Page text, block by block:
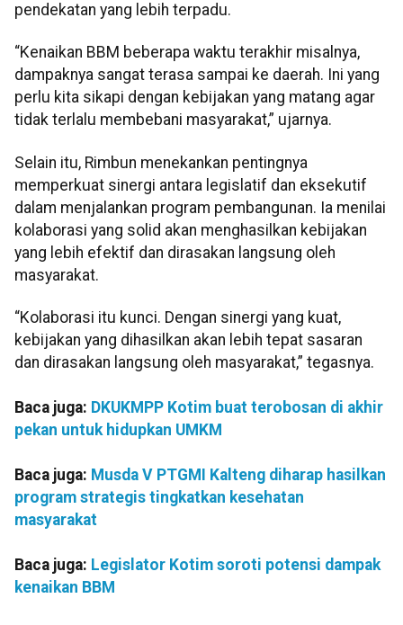
pendekatan yang lebih terpadu.
“Kenaikan BBM beberapa waktu terakhir misalnya,
dampaknya sangat terasa sampai ke daerah. Ini yang
perlu kita sikapi dengan kebijakan yang matang agar
tidak terlalu membebani masyarakat,” ujarnya.
Selain itu, Rimbun menekankan pentingnya
memperkuat sinergi antara legislatif dan eksekutif
dalam menjalankan program pembangunan. Ia menilai
kolaborasi yang solid akan menghasilkan kebijakan
yang lebih efektif dan dirasakan langsung oleh
masyarakat.
“Kolaborasi itu kunci. Dengan sinergi yang kuat,
kebijakan yang dihasilkan akan lebih tepat sasaran
dan dirasakan langsung oleh masyarakat,” tegasnya.
Baca juga: DKUKMPP Kotim buat terobosan di akhir
pekan untuk hidupkan UMKM
Baca juga: Musda V PTGMI Kalteng diharap hasilkan
program strategis tingkatkan kesehatan
masyarakat
Baca juga: Legislator Kotim soroti potensi dampak
kenaikan BBM